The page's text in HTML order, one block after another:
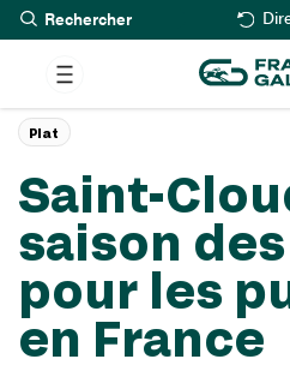
au
Rechercher
Saint-
saison
pour les
en France
Plat